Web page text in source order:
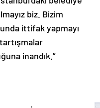
biz. Bizim
ittifak yapmayı
inandık.”